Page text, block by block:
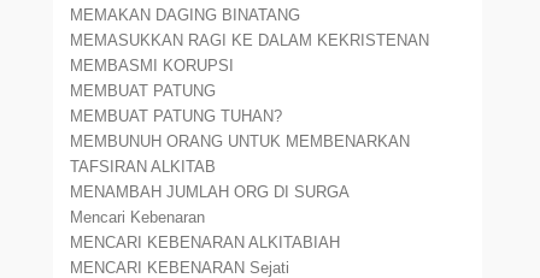
MEMAKAN DAGING BINATANG
MEMASUKKAN RAGI KE DALAM KEKRISTENAN
MEMBASMI KORUPSI
MEMBUAT PATUNG
MEMBUAT PATUNG TUHAN?
MEMBUNUH ORANG UNTUK MEMBENARKAN
TAFSIRAN ALKITAB
MENAMBAH JUMLAH ORG DI SURGA
Mencari Kebenaran
MENCARI KEBENARAN ALKITABIAH
MENCARI KEBENARAN Sejati